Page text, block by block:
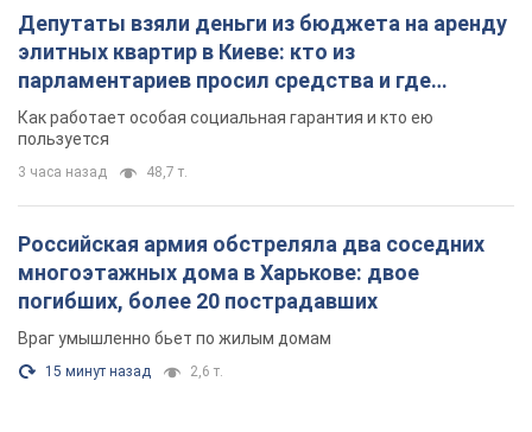
Депутаты взяли деньги из бюджета на аренду
элитных квартир в Киеве: кто из
парламентариев просил средства и где
поселился
Как работает особая социальная гарантия и кто ею
пользуется
3 часа назад 48,7 т.
Российская армия обстреляла два соседних
многоэтажных дома в Харькове: двое
погибших, более 20 пострадавших
Враг умышленно бьет по жилым домам
15 минут назад 2,6 т.